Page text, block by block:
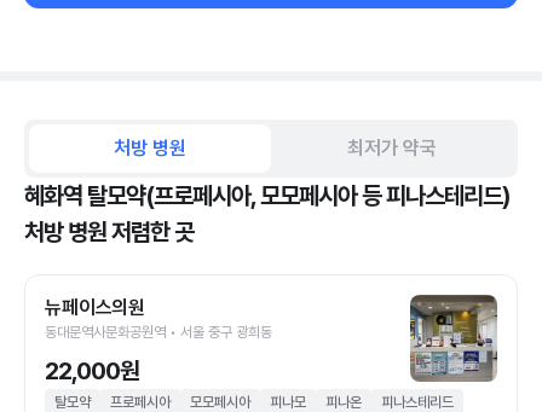
처방 병원 최저가 약국
혜화역 탈모약(프로페시아, 모모페시아 등 피나스테리드)
처방 병원 저렴한 곳
뉴페이스의원
동대문역사문화공원역 • 서울 중구 광희동
22,000원
탈모약 프로페시아 모모페시아 피나모 피나온 피나스테리드